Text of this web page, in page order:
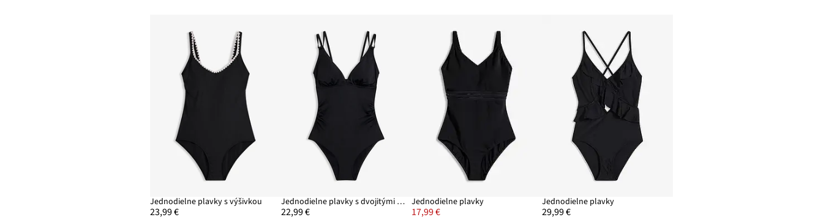
Jednodielne plavky s výšivkou
23,99 €
Jednodielne plavky s dvojitými ramienkami
22,99 €
Jednodielne plavky
17,99 €
Jednodielne plavky
29,99 €